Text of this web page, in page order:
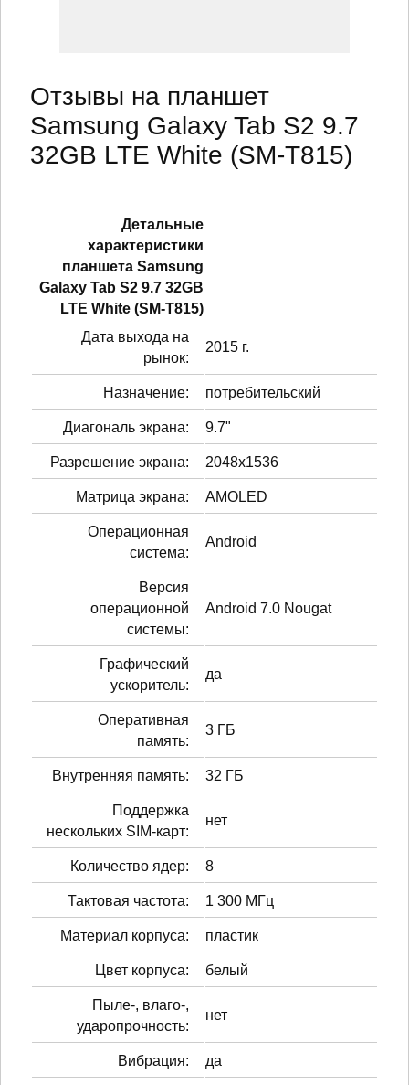
Отзывы на планшет
Samsung Galaxy Tab S2 9.7
32GB LTE White (SM-T815)
Детальные
характеристики
планшетa Samsung
Galaxy Tab S2 9.7 32GB
LTE White (SM-T815)
Дата выхода на
рынок:
2015 г.
Назначение: потребительский
Диагональ экрана: 9.7"
Разрешение экрана: 2048x1536
Матрица экрана: AMOLED
Операционная
система:
Android
Версия
операционной
системы:
Android 7.0 Nougat
Графический
ускоритель:
да
Оперативная
память:
3 ГБ
Внутренняя память: 32 ГБ
Поддержка
нескольких SIM-карт:
нет
Количество ядер: 8
Тактовая частота: 1 300 МГц
Материал корпуса: пластик
Цвет корпуса: белый
Пыле-, влаго-,
ударопрочность:
нет
Вибрация: да